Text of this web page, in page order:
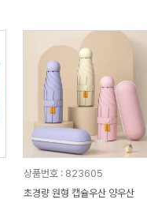
상품번호 : 823605
초경량 원형 캡슐우산 양우산